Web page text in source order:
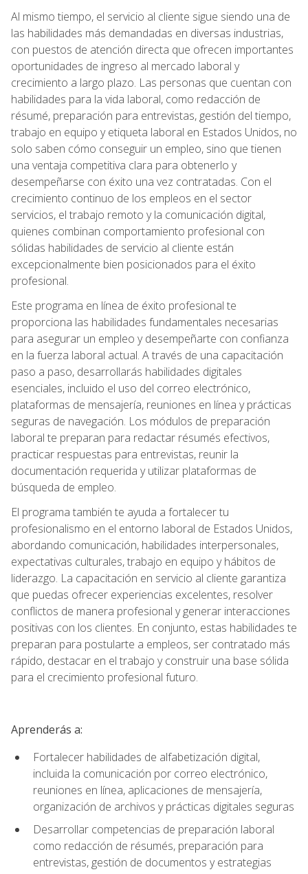
Al mismo tiempo, el servicio al cliente sigue siendo una de
las habilidades más demandadas en diversas industrias,
con puestos de atención directa que ofrecen importantes
oportunidades de ingreso al mercado laboral y
crecimiento a largo plazo. Las personas que cuentan con
habilidades para la vida laboral, como redacción de
résumé, preparación para entrevistas, gestión del tiempo,
trabajo en equipo y etiqueta laboral en Estados Unidos, no
solo saben cómo conseguir un empleo, sino que tienen
una ventaja competitiva clara para obtenerlo y
desempeñarse con éxito una vez contratadas. Con el
crecimiento continuo de los empleos en el sector
servicios, el trabajo remoto y la comunicación digital,
quienes combinan comportamiento profesional con
sólidas habilidades de servicio al cliente están
excepcionalmente bien posicionados para el éxito
profesional.
Este programa en línea de éxito profesional te
proporciona las habilidades fundamentales necesarias
para asegurar un empleo y desempeñarte con confianza
en la fuerza laboral actual. A través de una capacitación
paso a paso, desarrollarás habilidades digitales
esenciales, incluido el uso del correo electrónico,
plataformas de mensajería, reuniones en línea y prácticas
seguras de navegación. Los módulos de preparación
laboral te preparan para redactar résumés efectivos,
practicar respuestas para entrevistas, reunir la
documentación requerida y utilizar plataformas de
búsqueda de empleo.
El programa también te ayuda a fortalecer tu
profesionalismo en el entorno laboral de Estados Unidos,
abordando comunicación, habilidades interpersonales,
expectativas culturales, trabajo en equipo y hábitos de
liderazgo. La capacitación en servicio al cliente garantiza
que puedas ofrecer experiencias excelentes, resolver
conflictos de manera profesional y generar interacciones
positivas con los clientes. En conjunto, estas habilidades te
preparan para postularte a empleos, ser contratado más
rápido, destacar en el trabajo y construir una base sólida
para el crecimiento profesional futuro.
Aprenderás a:
Fortalecer habilidades de alfabetización digital,
incluida la comunicación por correo electrónico,
reuniones en línea, aplicaciones de mensajería,
organización de archivos y prácticas digitales seguras
Desarrollar competencias de preparación laboral
como redacción de résumés, preparación para
entrevistas, gestión de documentos y estrategias